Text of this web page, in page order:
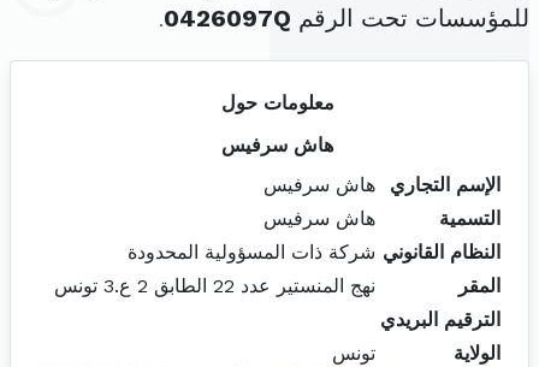
للمؤسسات تحت الرقم 0426097Q
.
معلومات حول
هاش سرفيس
الإسم التجاري
هاش سرفيس
التسمية
هاش سرفيس
النظام القانوني شركة ذات المسؤولية المحدودة
المقر
نهج المنستير عدد 22 الطابق 2 ع.3 تونس
الترقيم البريدي
الولاية
تونس